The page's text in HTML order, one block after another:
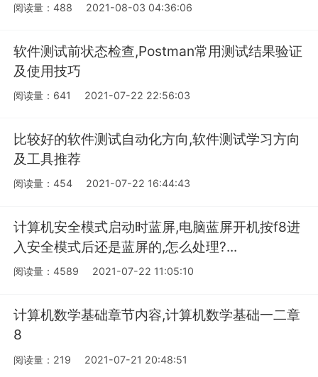
阅读量：488 2021-08-03 04:36:06
软件测试前状态检查,Postman常用测试结果验证
及使用技巧
阅读量：641 2021-07-22 22:56:03
比较好的软件测试自动化方向,软件测试学习方向
及工具推荐
阅读量：454 2021-07-22 16:44:43
计算机安全模式启动时蓝屏,电脑蓝屏开机按f8进
入安全模式后还是蓝屏的,怎么处理?...
阅读量：4589 2021-07-22 11:05:10
计算机数学基础章节内容,计算机数学基础一二章
8
阅读量：219 2021-07-21 20:48:51